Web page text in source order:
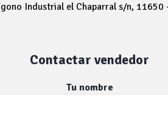
Industrial el Chaparral s/n, 11650
Contactar vendedor
Tu nombre